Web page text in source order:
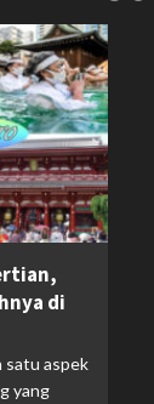
di
satu aspek
yang